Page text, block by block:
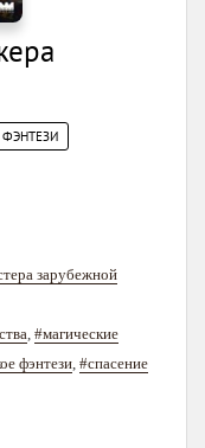
зарубежной
#магические
фэнтези #спасение